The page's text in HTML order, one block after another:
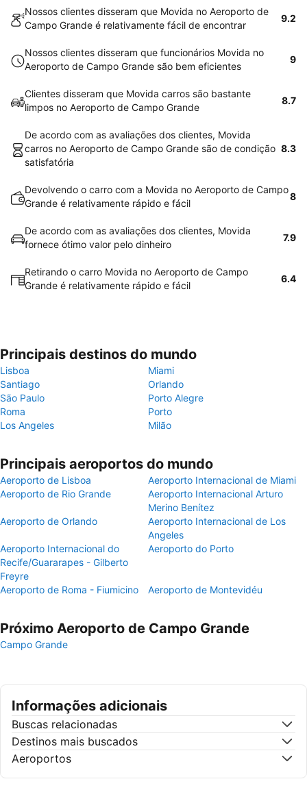
Nossos clientes disseram que Movida no Aeroporto de
Campo Grande é relativamente fácil de encontrar
9.2
Nossos clientes disseram que funcionários Movida no
Aeroporto de Campo Grande são bem eficientes
9
Clientes disseram que Movida carros são bastante
limpos no Aeroporto de Campo Grande
8.7
De acordo com as avaliações dos clientes, Movida
carros no Aeroporto de Campo Grande são de condição
satisfatória
8.3
Devolvendo o carro com a Movida no Aeroporto de Campo
Grande é relativamente rápido e fácil
8
De acordo com as avaliações dos clientes, Movida
fornece ótimo valor pelo dinheiro
7.9
Retirando o carro Movida no Aeroporto de Campo
Grande é relativamente rápido e fácil
6.4
Principais destinos do mundo
Lisboa
Miami
Santiago
Orlando
São Paulo
Porto Alegre
Roma
Porto
Los Angeles
Milão
Principais aeroportos do mundo
Aeroporto de Lisboa
Aeroporto Internacional de Miami
Aeroporto de Rio Grande
Aeroporto Internacional Arturo
Merino Benítez
Aeroporto de Orlando
Aeroporto Internacional de Los
Angeles
Aeroporto Internacional do
Recife/Guararapes - Gilberto
Freyre
Aeroporto do Porto
Aeroporto de Roma - Fiumicino Aeroporto de Montevidéu
Próximo Aeroporto de Campo Grande
Campo Grande
Informações adicionais
Buscas relacionadas
Destinos mais buscados
Aeroportos